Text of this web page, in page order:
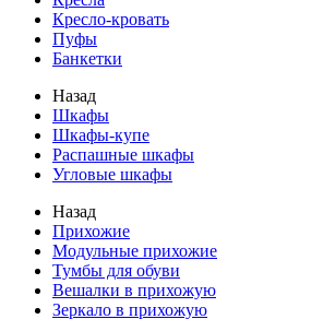
Кресло-кровать
Пуфы
Банкетки
Назад
Шкафы
Шкафы-купе
Распашные шкафы
Угловые шкафы
Назад
Прихожие
Модульные прихожие
Тумбы для обуви
Вешалки в прихожую
Зеркало в прихожую